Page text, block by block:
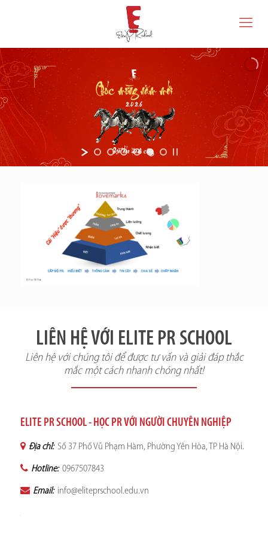
LIÊN HỆ VỚI ELITE PR SCHOOL
Liên hệ với chúng tôi để được tư vấn và giải đáp thắc
mắc một cách nhanh chóng nhất!
ELITE PR SCHOOL - HỌC PR VỚI NGƯỜI CHUYÊN NGHIỆP
Địa chỉ: Số 37 Phố Vũ Phạm Hàm, Phường Yên Hòa, TP Hà Nội.
Hotline: 0967507843
Email: info@eliteprschool.edu.vn